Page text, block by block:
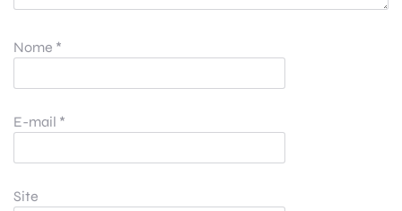
Nome *
E-mail *
Site